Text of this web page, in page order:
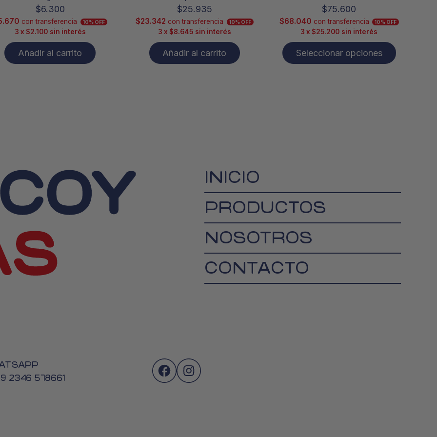
$6.300
con transferencia 10% OFF
3 x $2.100 sin interés
Añadir al carrito
$25.935
$23.342 con transferencia 10% OFF
3 x $8.645 sin interés
Añadir al carrito
$75.600
$68.040 con transferencia 10% OFF
3 x$25.200 sin interés
Seleccionar opciones
INICIO
PRODUCTOS
NOSOTROS
CONTACTO
2346 578661